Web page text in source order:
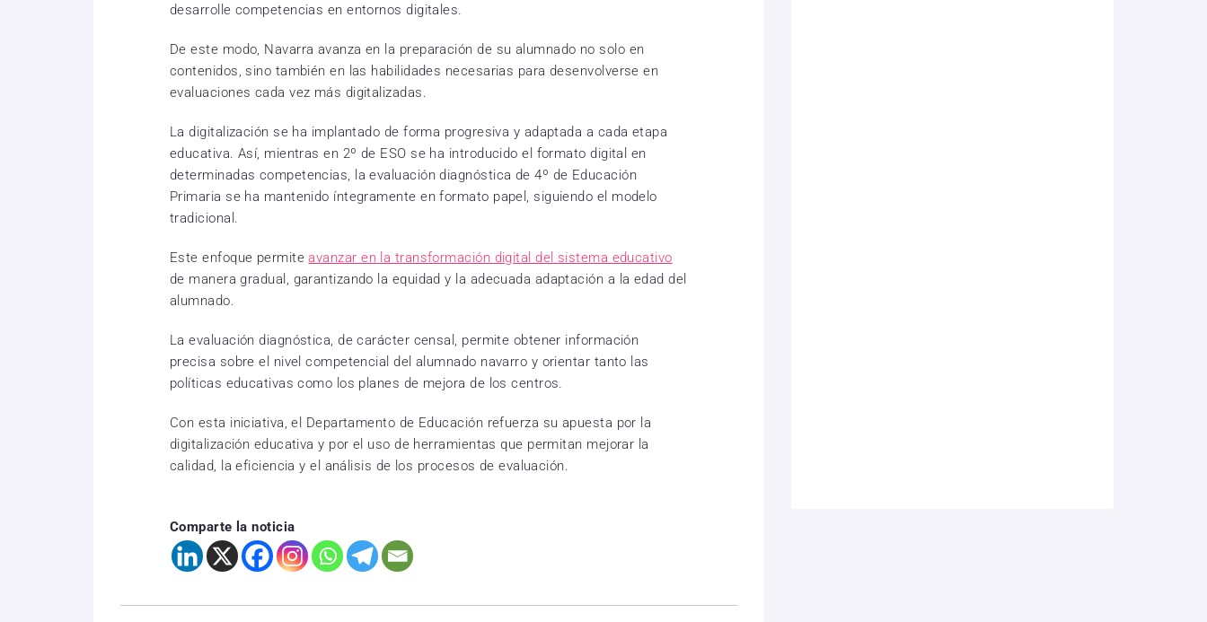
desarrolle competencias en entornos digitales.
De este modo, Navarra avanza en la preparación de su alumnado no solo en
contenidos, sino también en las habilidades necesarias para desenvolverse en
evaluaciones cada vez más digitalizadas.
La digitalización se ha implantado de forma progresiva y adaptada a cada etapa
educativa. Así, mientras en 2º de ESO se ha introducido el formato digital en
determinadas competencias, la evaluación diagnóstica de 4º de Educación
Primaria se ha mantenido íntegramente en formato papel, siguiendo el modelo
tradicional.
Este enfoque permiteavanzar en la transformación digital del sistema educativo
de manera gradual, garantizando la equidad y la adecuada adaptación a la edad del
alumnado.
La evaluación diagnóstica, de carácter censal, permite obtener información
precisa sobre el nivel competencial del alumnado navarro y orientar tanto las
políticas educativas como los planes de mejora de los centros.
Con esta iniciativa, el Departamento de Educación refuerza su apuesta por la
digitalización educativa y por el uso de herramientas que permitan mejorar la
calidad, la eficiencia y el análisis de los procesos de evaluación.
Comparte la noticia